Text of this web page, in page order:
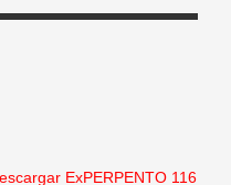
ExPERPENTO 116